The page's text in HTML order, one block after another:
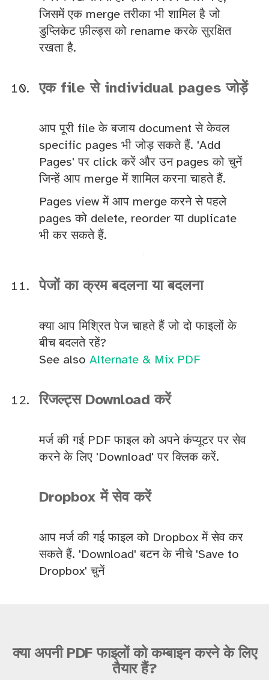
जिसमें एक merge तरीका भी शामिल है जो
डुप्लिकेट फ़ील्ड्स को rename करके सुरक्षित
रखता है.
एक file से individual pages जोड़ें
आप पूरी file के बजाय document से केवल
specific pages भी जोड़ सकते हैं. 'Add
Pages' पर click करें और उन pages को चुनें
जिन्हें आप merge में शामिल करना चाहते हैं.
Pages view में आप merge करने से पहले
pages को delete, reorder या duplicate
भी कर सकते हैं.
पेजों का क्रम बदलना या बदलना
क्या आप मिश्रित पेज चाहते हैं जो दो फाइलों के
बीच बदलते रहें?
See also Alternate & Mix PDF
रिजल्ट्स Download करें
मर्ज की गई PDF फाइल को अपने कंप्यूटर पर सेव
करने के लिए 'Download' पर क्लिक करें.
Dropbox में सेव करें
आप मर्ज की गई फाइल को Dropbox में सेव कर
सकते हैं. 'Download' बटन के नीचे 'Save to
Dropbox' चुनें
क्या अपनी PDF फाइलों को कम्बाइन करने के लिए
तैयार हैं?